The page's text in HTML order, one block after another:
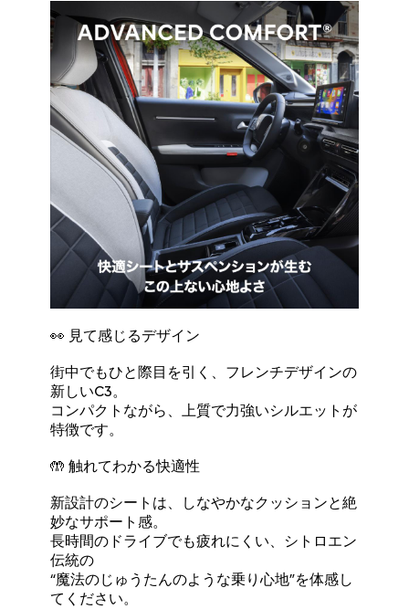
👀 見て感じるデザイン
街中でもひと際目を引く、フレンチデザインの
新しいC3。
コンパクトながら、上質で力強いシルエットが
特徴です。
🤲 触れてわかる快適性
新設計のシートは、しなやかなクッションと絶
妙なサポート感。
長時間のドライブでも疲れにくい、シトロエン
伝統の
“魔法のじゅうたんのような乗り心地”を体感し
てください。